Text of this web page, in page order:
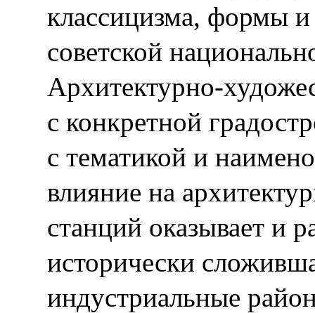
классицизма, формы
советской
Архитектурно-
с конкретной
с тематикой и
влияние на
станций оказывает и
исторически
индустриальные